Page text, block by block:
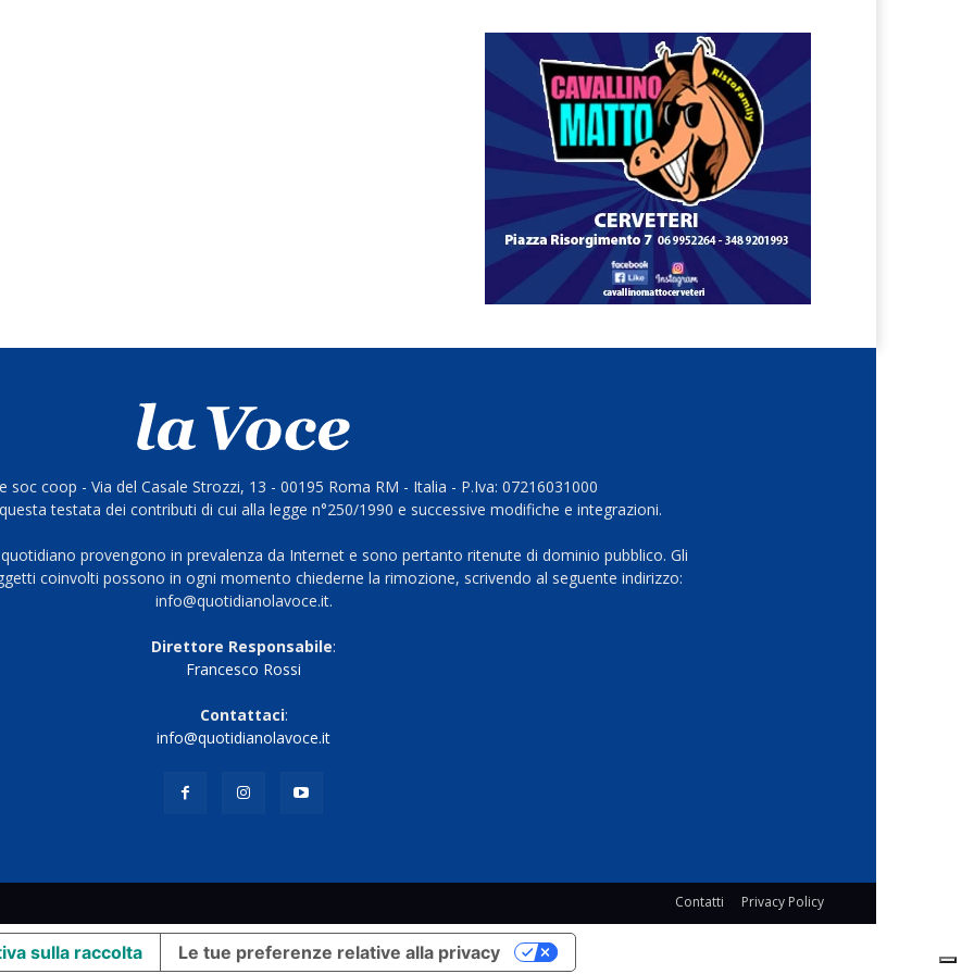
soc coop - Via del Casale Strozzi, 13 - 00195 Roma RM - Italia - P.Iva: 07216031000
testata dei contributi di cui alla legge n°250/1990 e successive modifiche e integrazioni.
provengono in prevalenza da Internet e sono pertanto ritenute di dominio pubblico. Gli
coinvolti possono in ogni momento chiederne la rimozione, scrivendo al seguente indirizzo:
info@quotidianolavoce.it.
Direttore Responsabile:
Francesco Rossi
Contattaci:
info@quotidianolavoce.it
Contatti Privacy Policy
sulla raccolta Le tue preferenze relative alla privacy